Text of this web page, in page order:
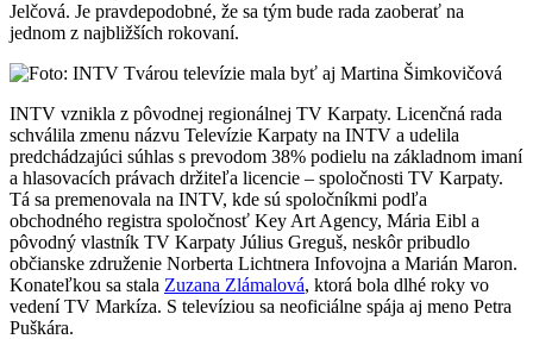
Jelčová. Je pravdepodobné, že sa tým bude rada zaoberať na
jednom z najbližších rokovaní.
INTV vznikla z pôvodnej regionálnej TV Karpaty. Licenčná rada
schválila zmenu názvu Televízie Karpaty na INTV a udelila
predchádzajúci súhlas s prevodom 38% podielu na základnom imaní
a hlasovacích právach držiteľa licencie – spoločnosti TV Karpaty.
Tá sa premenovala na INTV, kde sú spoločníkmi podľa
obchodného registra spoločnosť Key Art Agency, Mária Eibl a
pôvodný vlastník TV Karpaty Július Greguš, neskôr pribudlo
občianske združenie Norberta Lichtnera Infovojna a Marián Maron.
Konateľkou sa stala Zuzana Zlámalová, ktorá bola dlhé roky vo
vedení TV Markíza. S televíziou sa neoficiálne spája aj meno Petra
Puškára.